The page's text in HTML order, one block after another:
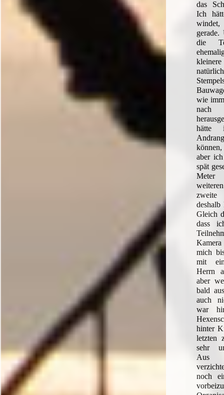
das
Ich
windet,
gerade.
die
wie
nach
hätte
aber
spät
Meter
Gleich
dass
mich
mit
Herrn
aber
bald
auch
war
hinter
letzten
sehr
Aus
noch